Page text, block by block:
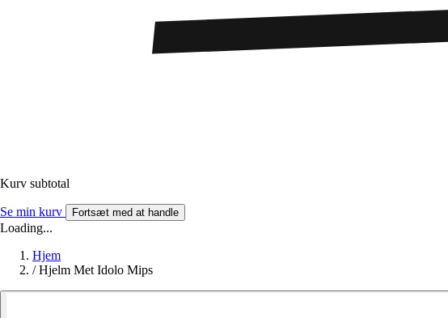
Kurv subtotal
Se min kurv Fortsæt med at handle
Loading...
Hjem
/ Hjelm Met Idolo Mips